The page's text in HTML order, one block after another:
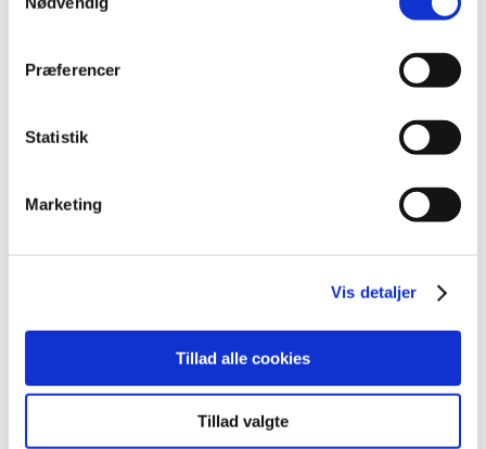
Præferencer
Statistik
Marketing
Vis detaljer
Tillad alle cookies
Tillad valgte
august (10)
juni (12)
april (9)
2017 (167)